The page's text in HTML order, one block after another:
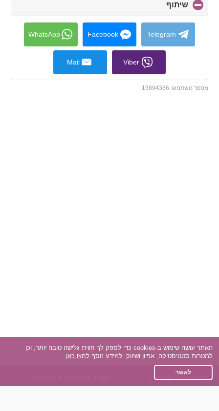
שיתוף
to
collapse
contents
Telegram
Facebook
WhatsApp
Viber
Mail
מספר משתמש: 13894386
אפליקציית הכרויות
האתר עושה שימוש ב-cookies כדי לספק לך חווית גלישה טובה יותר, וכן
למטרות סטטיסטיקה, אפיון ושיווק. למידע נוסף לחצו כאן.
לאשר